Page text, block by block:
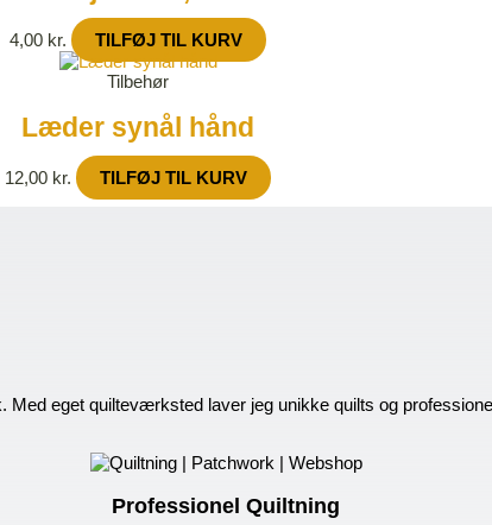
4,00 kr. TILFØJ TIL KURV
Tilbehør
Læder synål hånd
12,00 kr. TILFØJ TIL KURV
eget quilteværksted laver jeg unikke quilts og
Professionel Quiltning